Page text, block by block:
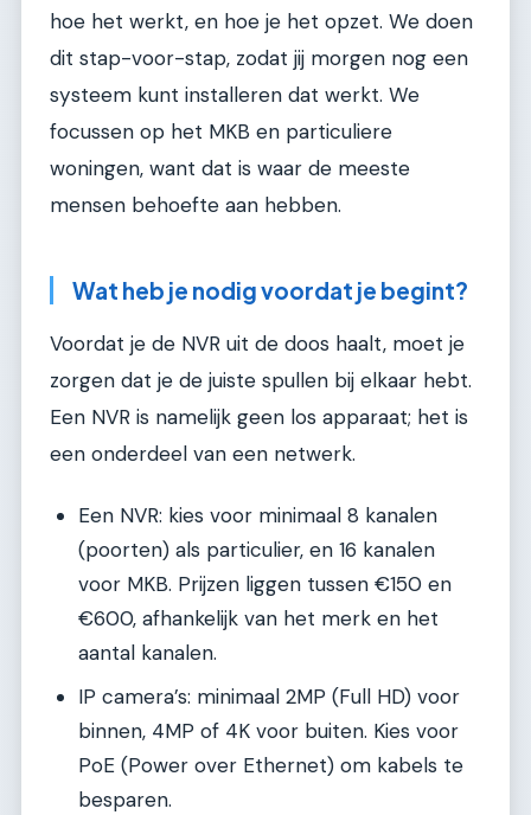
hoe het werkt, en hoe je het opzet. We doen
dit stap-voor-stap, zodat jij morgen nog een
systeem kunt installeren dat werkt. We
focussen op het MKB en particuliere
woningen, want dat is waar de meeste
mensen behoefte aan hebben.
Wat heb je nodig voordat je begint?
Voordat je de NVR uit de doos haalt, moet je
zorgen dat je de juiste spullen bij elkaar hebt.
Een NVR is namelijk geen los apparaat; het is
een onderdeel van een netwerk.
Een NVR: kies voor minimaal 8 kanalen
(poorten) als particulier, en 16 kanalen
voor MKB. Prijzen liggen tussen €150 en
€600, afhankelijk van het merk en het
aantal kanalen.
IP camera’s: minimaal 2MP (Full HD) voor
binnen, 4MP of 4K voor buiten. Kies voor
PoE (Power over Ethernet) om kabels te
besparen.